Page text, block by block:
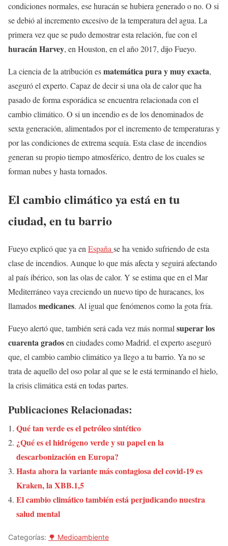
condiciones normales, ese huracán se hubiera generado o no. O si
se debió al incremento excesivo de la temperatura del agua. La
primera vez que se pudo demostrar esta relación, fue con el
huracán Harvey, en Houston, en el año 2017, dijo Fueyo.
La ciencia de la atribución esmatemática pura y muy exacta,
aseguró el experto. Capaz de decir si una ola de calor que ha
pasado de forma esporádica se encuentra relacionada con el
cambio climático. O si un incendio es de los denominados de
sexta generación, alimentados por el incremento de temperaturas y
por las condiciones de extrema sequía. Esta clase de incendios
generan su propio tiempo atmosférico, dentro de los cuales se
forman nubes y hasta tornados.
El cambio climático ya está en tu
ciudad, en tu barrio
Fueyo explicó que ya en España se ha venido sufriendo de esta
clase de incendios. Aunque lo que más afecta y seguirá afectando
al país ibérico, son las olas de calor. Y se estima que en el Mar
Mediterráneo vaya creciendo un nuevo tipo de huracanes, los
llamadosmedicanes. Al igual que fenómenos como la gota fría.
Fueyo alertó que, también será cada vez más normal superar los
cuarenta gradosen ciudades como Madrid. el experto aseguró
que, el cambio cambio climático ya llego a tu barrio. Ya no se
trata de aquello del oso polar al que se le está terminando el hielo,
la crisis climática está en todas partes.
Publicaciones Relacionadas:
Qué tan verde es el petróleo sintético
¿Qué es el hidrógeno verde y su papel en la
descarbonización en Europa?
Hasta ahora la variante más contagiosa del covid-19 es
Kraken, la XBB.1,5
El cambio climático también está perjudicando nuestra
salud mental
Categorías: 🌳 Medioambiente